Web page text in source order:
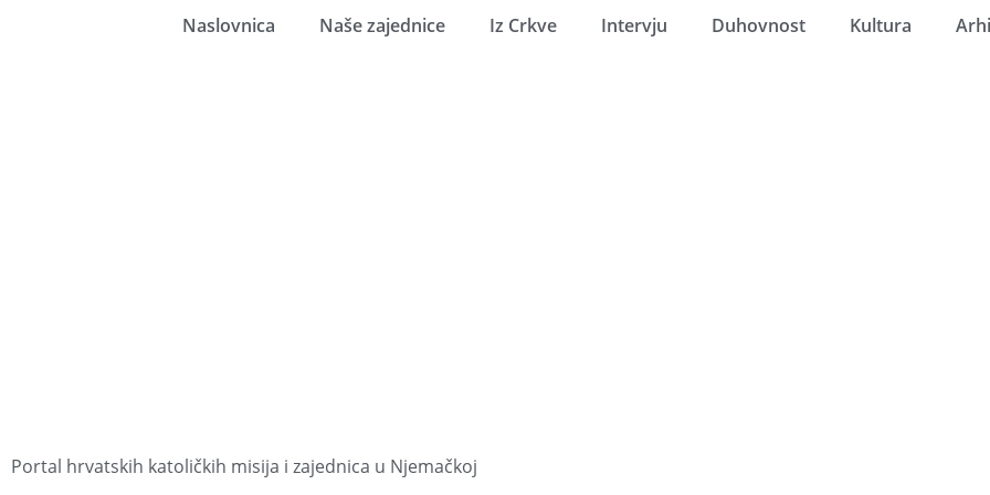
Naslovnica Naše zajednice Iz Crkve Intervju Duhovnost Kultura
Portal hrvatskih katoličkih misija i zajednica u Njemačkoj